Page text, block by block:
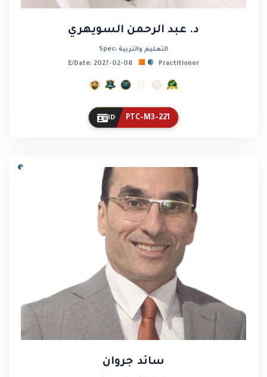
د. عبد الرحمن السويهري
Spec: التعليم والتربية
E/Date: 2027-02-08
Practitioner
ID PTC-M3-221
سائد جروان